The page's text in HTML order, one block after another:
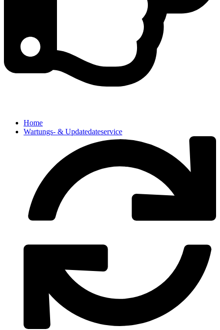
Home
Wartungs- & Updatedateservice